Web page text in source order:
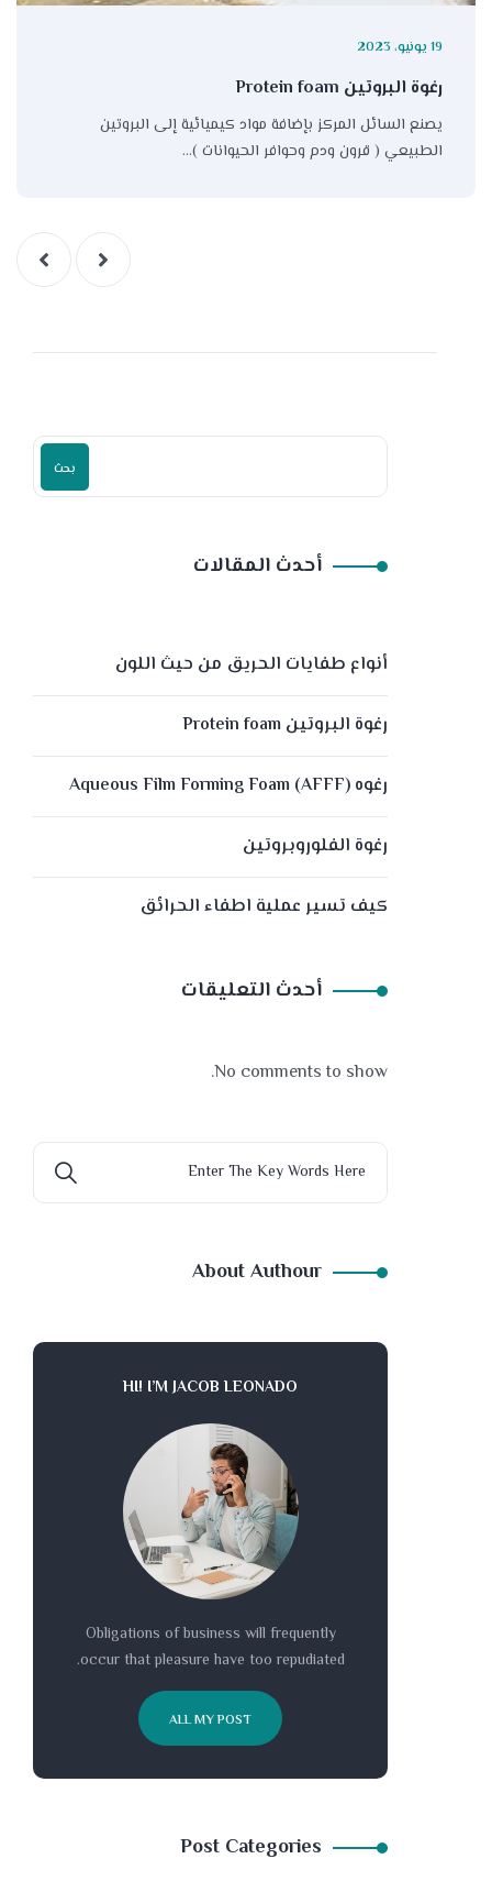
19 يونيو، 2023
رغوة البروتين Protein foam
يصنع السائل المركز بإضافة مواد كيميائية إلى البروتين
الطبيعي ( قرون ودم وحوافر الحيوانات )…
بحث
أحدث المقالات
أنواع طفايات الحريق من حيث اللون
رغوة البروتين Protein foam
رغوه (Aqueous Film Forming Foam (AFFF
رغوة الفلوروبروتين
كيف تسير عملية اطفاء الحرائق
أحدث التعليقات
No comments to show.
About Authour
HI! I’M JACOB LEONADO
Obligations of business will frequently
occur that pleasure have too repudiated.
ALL MY POST
Post Categories